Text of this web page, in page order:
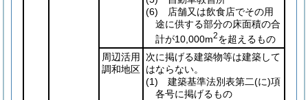
(6) 店舗又は飲食店でその用
途に供する部分の床面積の合
計が10,000m2を超えるもの
周辺活用
調和地区
次に掲げる建築物等は建築して
はならない。
(1) 建築基準法別表第二(に)項
各号に掲げるもの